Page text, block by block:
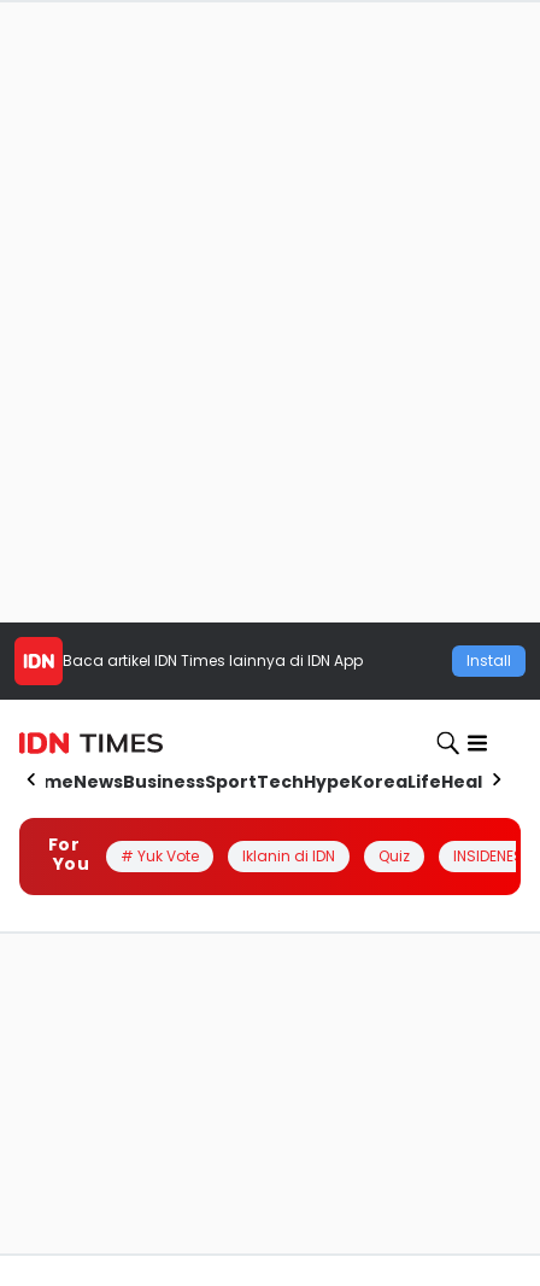
Baca artikel IDN Times lainnya di IDN App Install
HomeNewsBusinessSportTechHypeKoreaLifeHealth
For
You
# Yuk Vote Iklanin di IDN Quiz INSIDENESIA